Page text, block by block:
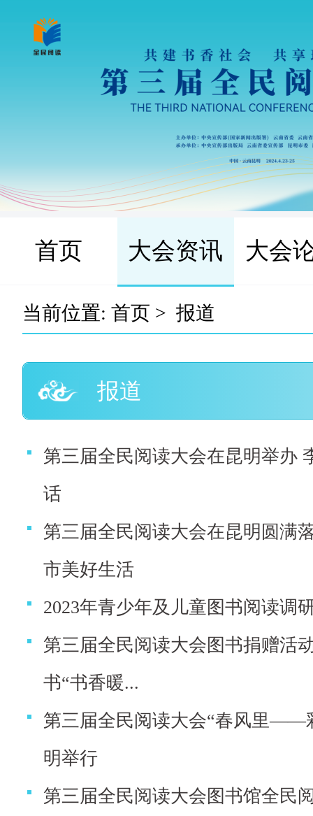
首页 大会资讯 大会
当前位置: 首页 > 报道
报道
第三届全民阅读大会在昆明举办
话
第三届全民阅读大会在昆明圆满
市美好生活
2023年青少年及儿童图书阅读调
第三届全民阅读大会图书捐赠活
书“书香暖...
第三届全民阅读大会“春风里——
明举行
第三届全民阅读大会图书馆全民